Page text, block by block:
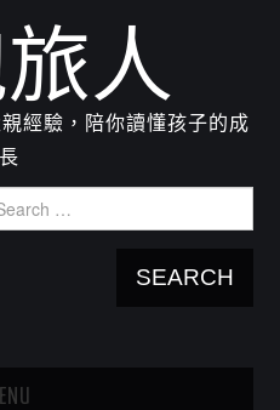
人
經驗，陪你讀懂孩子的成
長